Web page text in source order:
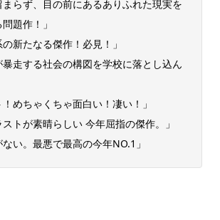
まらず、目の前にあるありふれた現実を
題作！」
の新たなる傑作！必見！」
暴走する社会の構図を学校に落とし込ん
！めちゃくちゃ面白い！凄い！」
ストが素晴らしい 今年屈指の傑作。」
ない。最悪で最高の今年NO.1」